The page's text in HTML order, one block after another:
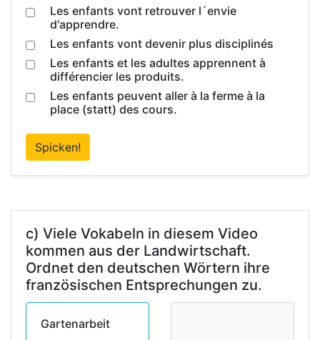
Les enfants vont retrouver l´envie
d'apprendre.
Les enfants vont devenir plus disciplinés
Les enfants et les adultes apprennent à
différencier les produits.
Les enfants peuvent aller à la ferme à la
place (statt) des cours.
Spicken!
c) Viele Vokabeln in diesem Video
kommen aus der Landwirtschaft.
Ordnet den deutschen Wörtern ihre
französischen Entsprechungen zu.
Gartenarbeit